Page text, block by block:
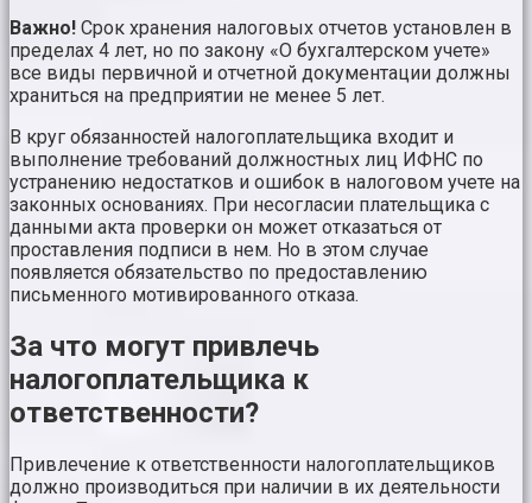
Важно! Срок хранения налоговых отчетов установлен в
пределах 4 лет, но по закону «О бухгалтерском учете»
все виды первичной и отчетной документации должны
храниться на предприятии не менее 5 лет.
В круг обязанностей налогоплательщика входит и
выполнение требований должностных лиц ИФНС по
устранению недостатков и ошибок в налоговом учете на
законных основаниях. При несогласии плательщика с
данными акта проверки он может отказаться от
проставления подписи в нем. Но в этом случае
появляется обязательство по предоставлению
письменного мотивированного отказа.
За что могут привлечь
налогоплательщика к
ответственности?
Привлечение к ответственности налогоплательщиков
должно производиться при наличии в их деятельности